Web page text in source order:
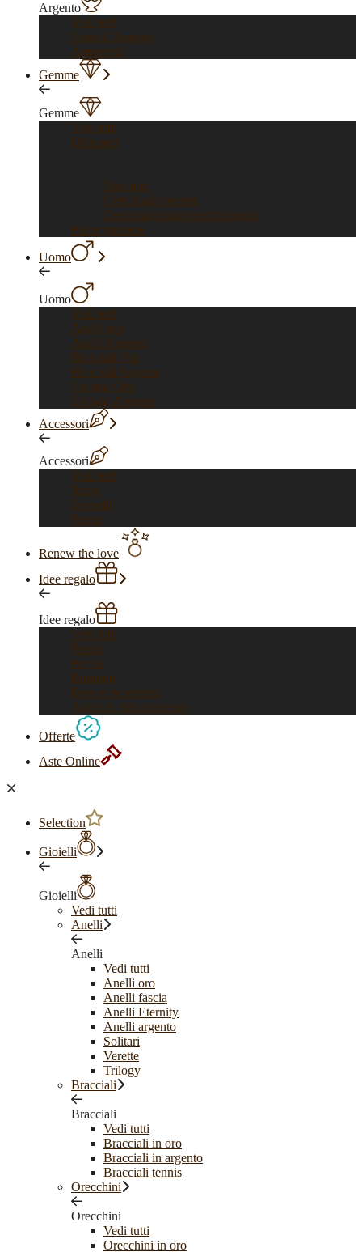
Argento
Vedi tutti
Gioielli Argento
Argenteria
Gemme
Gemme
Vedi tutti
Diamanti
Vedi tutti
Certificati Orofirst
Certificati istituti gemmologici
Pietre preziose
Uomo
Uomo
Vedi tutti
Anelli oro
Anelli Argento
Bracciali Oro
Bracciali Argento
Collane Oro
Collane Argento
Accessori
Accessori
Vedi tutti
Spille
Gemelli
Penne
Renew the love
Idee regalo
Idee regalo
Vedi tutti
Per lui
Per lei
Bambini
Feste e ricorrenze
Anelli di fidanzamento
Offerte
Aste Online
Selection
Gioielli
Gioielli
Vedi tutti
Anelli
Anelli
Vedi tutti
Anelli oro
Anelli fascia
Anelli Eternity
Anelli argento
Solitari
Verette
Trilogy
Bracciali
Bracciali
Vedi tutti
Bracciali in oro
Bracciali in argento
Bracciali tennis
Orecchini
Orecchini
Vedi tutti
Orecchini in oro